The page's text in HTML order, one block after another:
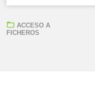
ACCESO A
FICHEROS